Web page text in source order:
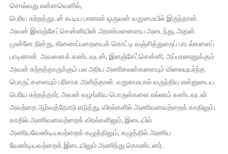
சொல்வது என்னவெனில்,
பெரிய சுற்றத்துடன் கூடிய பாணன் ஒருவன் வறுமையில் இருந்தான்.
அவன் இளஞ்சேட்சென்னியின் அரண்மனையை அடைந்து, அதன்
முன்னே நின்று, கிணைப்பறையைக் கொட்டி வஞ்சித்துறைப் பாடல்களைப்
பாடினான். அவனைக் கண்டவுடன், இளஞ்சேட்சென்னி, அப்பாணனுக்கும்
அவன் சுற்றத்தாருக்கும் பல அரிய அணிகலன்களையும் விலையுயர்ந்த
பொருட்களையும் பரிசாக அளித்தான். வறுமையால் வருந்திய என்னுடைய
பெரிய சுற்றத்தார், அவன் வழங்கிய பொருள்களை எல்லாம் கண்டவுடன்
அவற்றை ஆர்வத்தோடு எடுத்து, விரல்களில் அணிவனவற்றைக் காதிலும்,
காதில் அணிவனவற்றைக் விரல்களிலும், இடையில்
அணியவேண்டியவற்றைக் கழுத்திலும், கழுத்தில் அணிய
வேண்டியவற்றைக் இடையிலும் அணிந்து கொண்டனர்.